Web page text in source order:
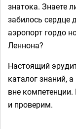
знатока. Знаете
забилось сердце
аэропорт гордо
Леннона?
Настоящий
каталог знаний,
вне
и проверим.